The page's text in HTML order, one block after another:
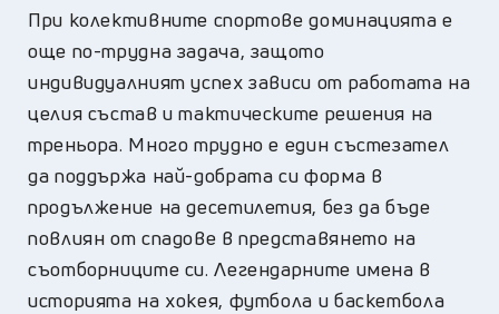
При колективните спортове доминацията е
още по-трудна задача, защото
индивидуалният успех зависи от работата на
целия състав и тактическите решения на
треньора. Много трудно е един състезател
да поддържа най-добрата си форма в
продължение на десетилетия, без да бъде
повлиян от спадове в представянето на
съотборниците си. Легендарните имена в
историята на хокея, футбола и баскетбола